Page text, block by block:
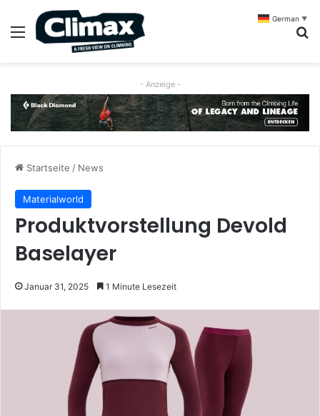
Menü
- Anzeige -
Startseite / News
Materialworld
Produktvorstellung Devold
Baselayer
Januar 31, 2025 1 Minute Lesezeit
German ▼